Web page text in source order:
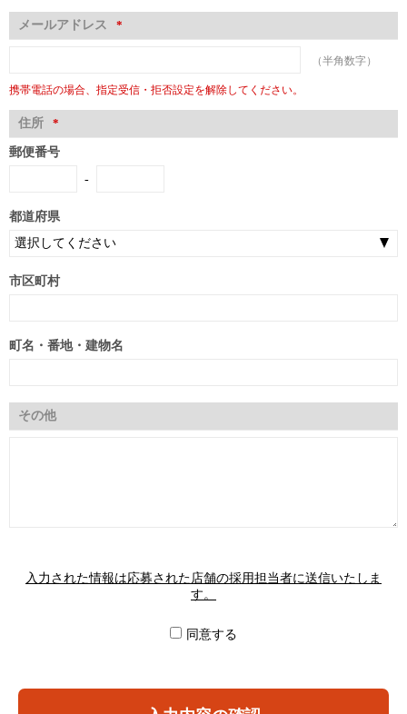
メールアドレス *
（半角数字）
携帯電話の場合、指定受信・拒否設定を解除してください。
住所 *
郵便番号
-
都道府県
市区町村
町名・番地・ 建物名
その他
入力された情報は応募された店舗の採用担当者に送信いたしま
す。
同意する